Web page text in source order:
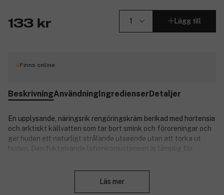
133 kr Lägg till
Finns online
BeskrivningAnvändningIngredienserDetaljer
En upplysande, näringsrik rengöringskräm berikad med hortensia
och arktiskt källvatten som tar bort smink och föroreningar och
ger huden ett naturligt strålande utseende utan att torka ut
huden. Den fuktgivande lotionkonsistensen är lämplig för
Läs mer